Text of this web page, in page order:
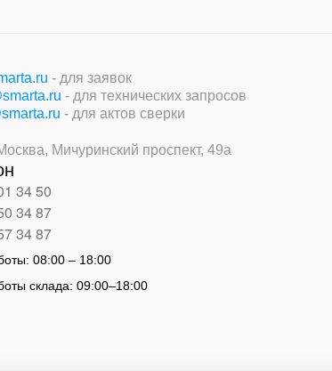
- для заявок
- для технических запросов
- для актов сверки
Мичуринский проспект, 49а
34 50
34 87
34 87
08:00 – 18:00
склада:09:00–18:00